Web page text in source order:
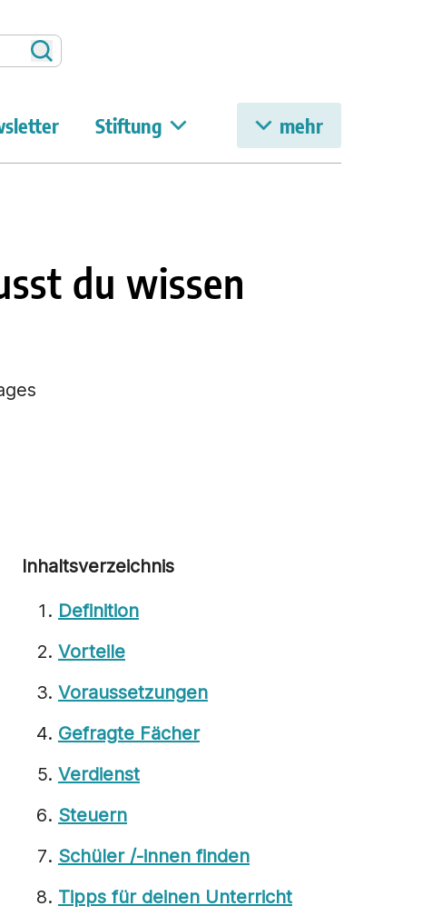
Suchen
Stiftung mehr
du wissen
Inhaltsverzeichnis
Definition
Vorteile
Voraussetzungen
Gefragte Fächer
Verdienst
Steuern
Schüler /-innen finden
Tipps für deinen Unterricht